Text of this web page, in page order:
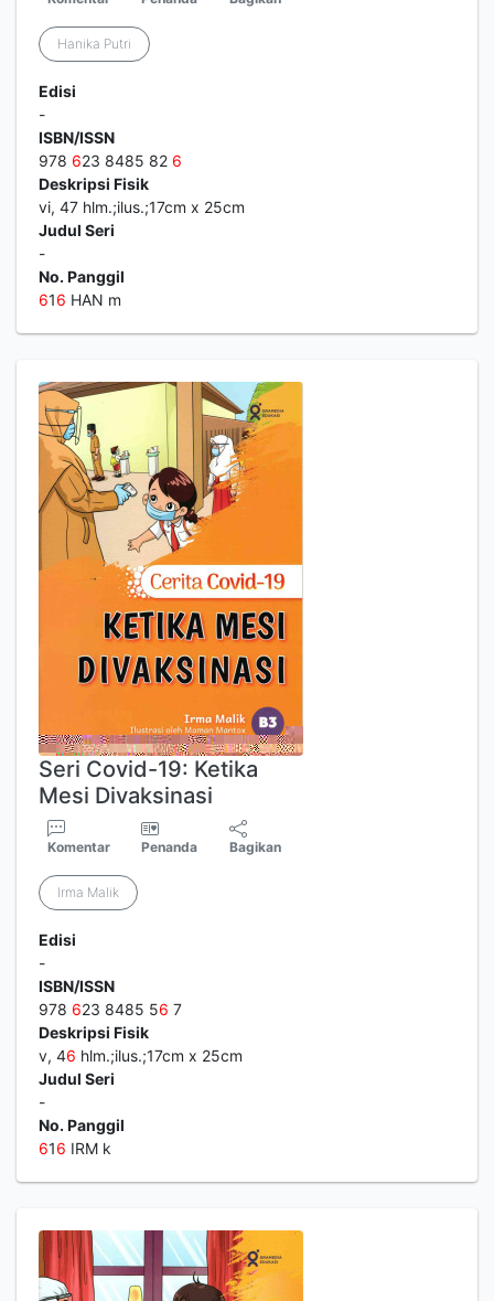
Hanika Putri
Edisi
-
ISBN/ISSN
978 623 8485 82 6
Deskripsi Fisik
vi, 47 hlm.;ilus.;17cm x 25cm
Judul Seri
-
No. Panggil
616 HAN m
Seri Covid-19: Ketika
Mesi Divaksinasi
Komentar Penanda Bagikan
Irma Malik
Edisi
-
ISBN/ISSN
978 623 8485 56 7
Deskripsi Fisik
v, 46 hlm.;ilus.;17cm x 25cm
Judul Seri
-
No. Panggil
616 IRM k